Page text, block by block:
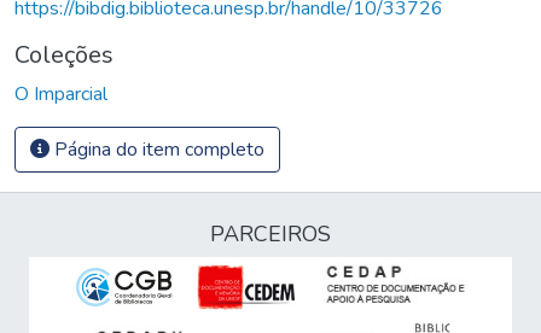
https://bibdig.biblioteca.unesp.br/handle/10/33726
Coleções
O Imparcial
Página do item completo
PARCEIROS